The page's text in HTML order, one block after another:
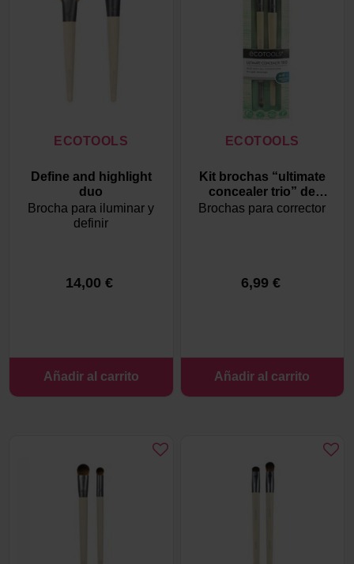
ECOTOOLS
Define and highlight
duo
Brocha para iluminar y
definir
14,00 €
Añadir al carrito
ECOTOOLS
Kit brochas “ultimate
concealer trio” de
EcoTools
Brochas para corrector
6,99 €
Añadir al carrito